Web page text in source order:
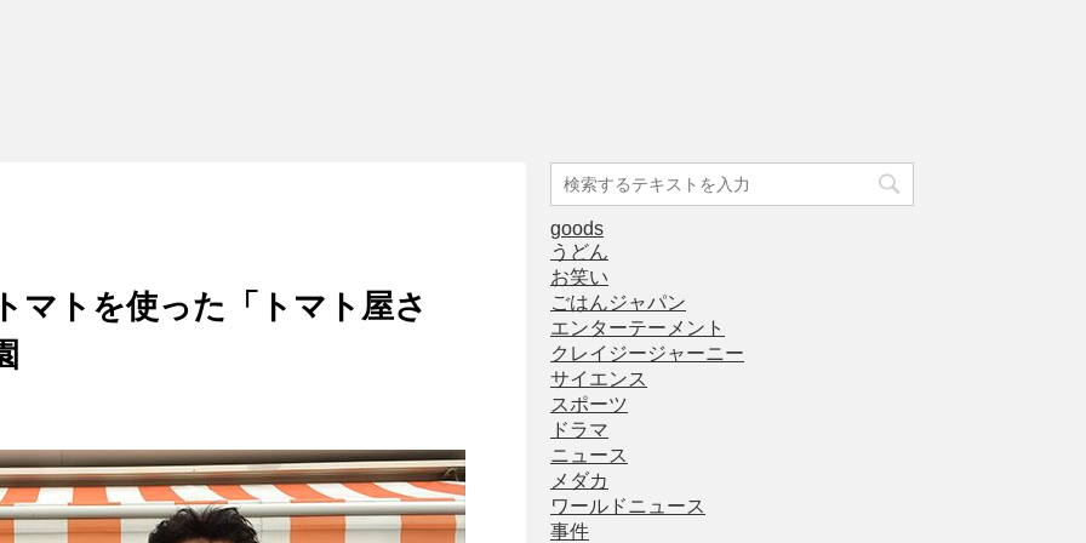
マトを使った「トマト屋さ
goods
うどん
お笑い
ごはんジャパン
エンターテーメント
クレイジージャーニー
サイエンス
スポーツ
ドラマ
ニュース
メダカ
ワールドニュース
事件